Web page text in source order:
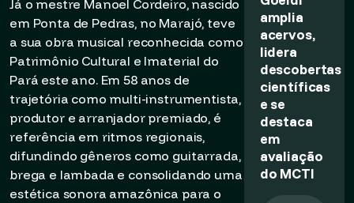
Já o mestre Manoel Cordeiro, nascido
em Ponta de Pedras, no Marajó, teve
a sua obra musical reconhecida como
Patrimônio Cultural e Imaterial do
Pará este ano. Em 58 anos de
trajetória como multi-instrumentista,
produtor e arranjador premiado, é
referência em ritmos regionais,
difundindo gêneros como guitarrada,
brega e lambada e consolidando uma
estética sonora amazônica para o
amplia
acervos,
lidera
descobertas
científicas
e se
destaca
em
avaliação
do MCTI